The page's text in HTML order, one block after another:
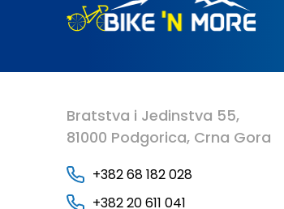
Bratstva i Jedinstva 55,
81000 Podgorica, Crna Gora
+382 68 182 028
+382 20 611 041